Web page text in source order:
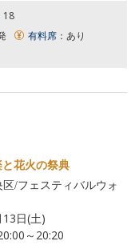
18
有料席： あり
花火の祭典
/フェスティバルウォ
日(土)
～20:20